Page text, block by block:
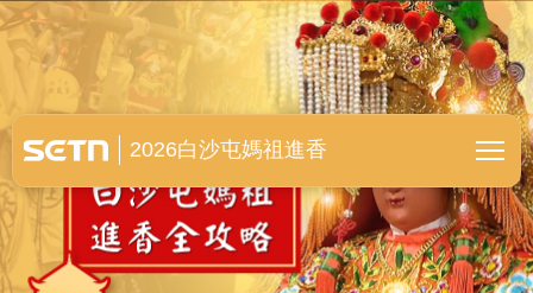
白沙屯媽祖進香全紀錄
2026白沙屯媽祖進香